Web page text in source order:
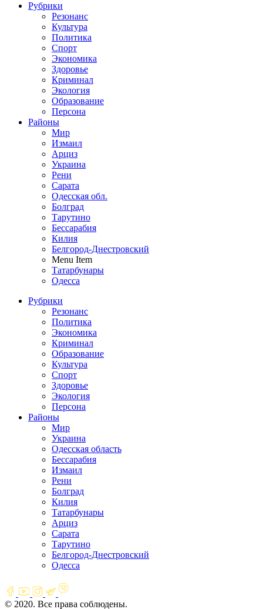
Рубрики
Резонанс
Культура
Политика
Спорт
Экономика
Здоровье
Криминал
Экология
Образование
Персона
Районы
Мир
Измаил
Арциз
Украина
Рени
Сарата
Одесская обл.
Болград
Тарутино
Бессарабия
Килия
Белгород-Днестровский
Menu Item
Татарбунары
Одесса
Рубрики
Резонанс
Политика
Экономика
Криминал
Образование
Культура
Спорт
Здоровье
Экология
Персона
Районы
Мир
Украина
Одесская область
Бессарабия
Измаил
Рени
Болград
Килия
Татарбунары
Арциз
Сарата
Тарутино
Белгород-Днестровский
Одесса
© 2020. Все права соблюдены.